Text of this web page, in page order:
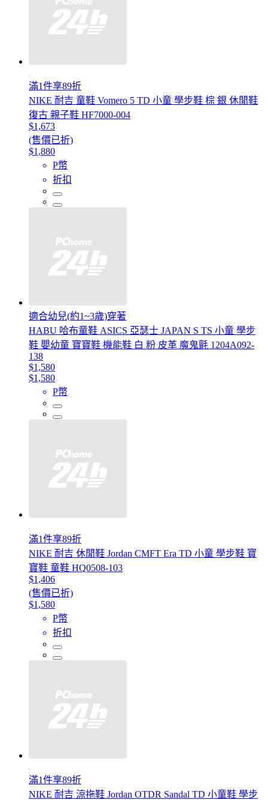
滿1件享89折
NIKE 耐吉 童鞋 Vomero 5 TD 小童 學步鞋 棕 銀 休閒鞋
復古 親子鞋 HF7000-004
$1,673
(售價已折)
$1,880
P幣
折扣
適合幼兒(約1~3歲)穿著
HABU 哈布童鞋 ASICS 亞瑟士 JAPAN S TS 小童 學步
鞋 嬰幼童 寶寶鞋 機能鞋 白 粉 皮革 魔鬼氈 1204A092-
138
$1,580
$1,580
P幣
滿1件享89折
NIKE 耐吉 休閒鞋 Jordan CMFT Era TD 小童 學步鞋 寶
寶鞋 童鞋 HQ0508-103
$1,406
(售價已折)
$1,580
P幣
折扣
滿1件享89折
NIKE 耐吉 涼拖鞋 Jordan OTDR Sandal TD 小童鞋 學步